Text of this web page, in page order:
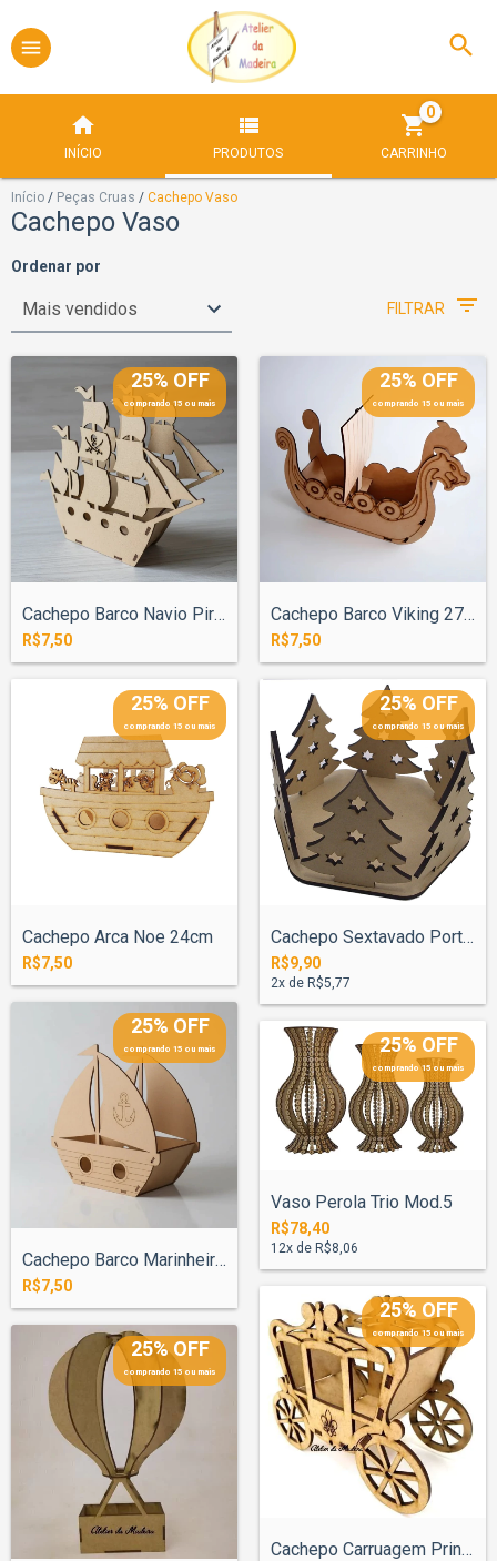
INÍCIO PRODUTOS CARRINHO
0
Início / Peças Cruas / Cachepo Vaso
Cachepo Vaso
Ordenar por
FILTRAR
25% OFF
comprando 15 ou mais
Cachepo Barco Navio Pirata 25cm
R$7,50
25% OFF
comprando 15 ou mais
Cachepo Barco Viking 27cm
R$7,50
25% OFF
comprando 15 ou mais
Cachepo Arca Noe 24cm
R$7,50
25% OFF
comprando 15 ou mais
Cachepo Sextavado Porta Panetone Arvore...
R$9,90
2x de R$5,77
25% OFF
comprando 15 ou mais
Cachepo Barco Marinheiro 24cm
R$7,50
25% OFF
comprando 15 ou mais
Vaso Perola Trio Mod.5
R$78,40
12x de R$8,06
25% OFF
comprando 15 ou mais
25% OFF
comprando 15 ou mais
Cachepo Carruagem Princesa Flor Liz 15cm